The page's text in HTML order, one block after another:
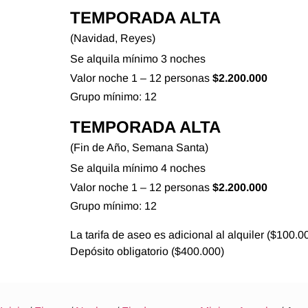
TEMPORADA ALTA
(Navidad, Reyes)
Se alquila mínimo 3 noches
Valor noche 1 – 12 personas $2.200.000
Grupo mínimo: 12
TEMPORADA ALTA
(Fin de Año, Semana Santa)
Se alquila mínimo 4 noches
Valor noche 1 – 12 personas $2.200.000
Grupo mínimo: 12
La tarifa de aseo es adicional al alquiler
Depósito obligatorio ($400.000)